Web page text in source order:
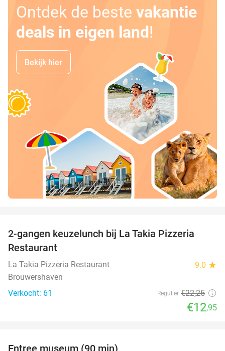
Ontdek de beste vakantie
deals in eigen land!
Bekijk hier
2-gangen keuzelunch bij La Takia Pizzeria
Restaurant
La Takia Pizzeria Restaurant 9.0 star
Brouwershaven
Verkocht: 61
Regulier €22,25
€12,95
Entree museum (90 min)